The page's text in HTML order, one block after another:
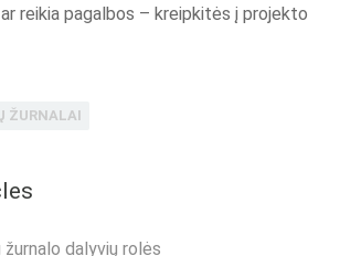
reikia pagalbos – kreipkitės į projekto
ŽURNALAI
dalyvių rolės